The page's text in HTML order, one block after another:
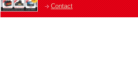
Contact